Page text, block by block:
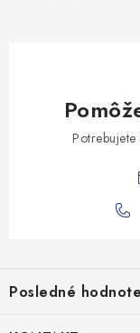
p
ä
Posledné